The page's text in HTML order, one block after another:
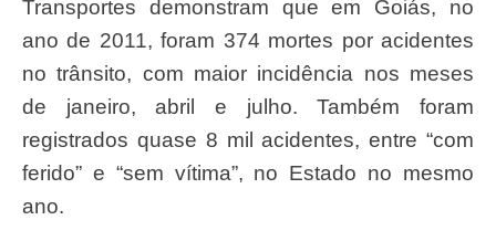
Transportes demonstram que em Goiás, no
ano de 2011, foram 374 mortes por acidentes
no trânsito, com maior incidência nos meses
de janeiro, abril e julho. Também foram
registrados quase 8 mil acidentes, entre “com
ferido” e “sem vítima”, no Estado no mesmo
ano.